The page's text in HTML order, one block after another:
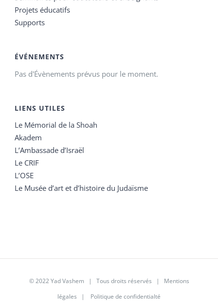
Projets éducatifs
Supports
ÉVÉNEMENTS
Pas d'Évènements prévus pour le moment.
LIENS UTILES
Le Mémorial de la Shoah
Akadem
L’Ambassade d’Israël
Le CRIF
L’OSE
Le Musée d’art et d’histoire du Judaïsme
© 2022 Yad Vashem | Tous droits réservés | Mentions
légales | Politique de confidentialté